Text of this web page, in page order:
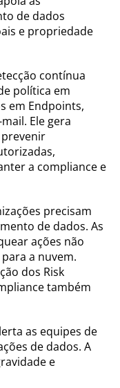
de dados
e propriedade
contínua
política em
em Endpoints,
Ele gera
a compliance e
precisam
de dados. As
ações não
a nuvem.
dos Risk
também
as equipes de
de dados. A
e